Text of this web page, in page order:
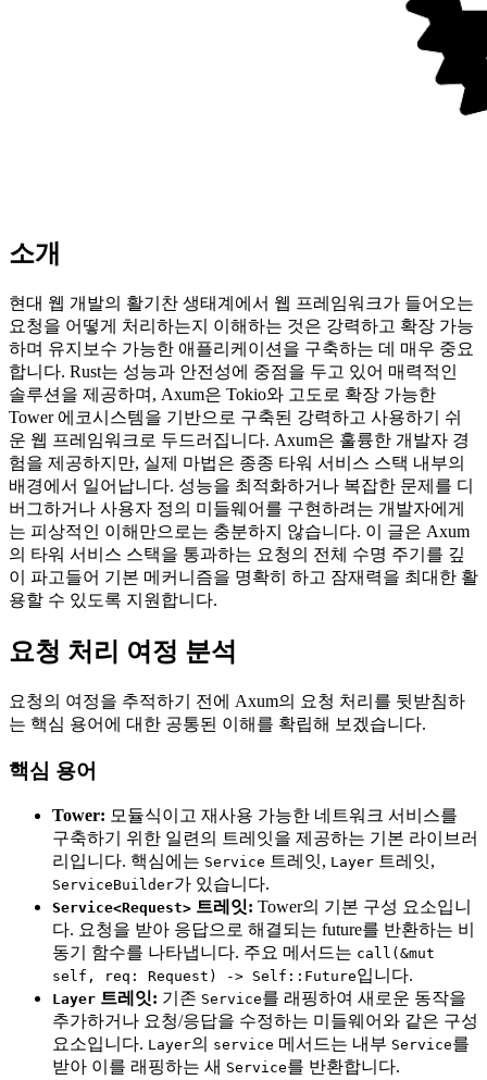
소개
현대 웹 개발의 활기찬 생태계에서 웹 프레임워크가 들어오는
요청을 어떻게 처리하는지 이해하는 것은 강력하고 확장 가능
하며 유지보수 가능한 애플리케이션을 구축하는 데 매우 중요
합니다. Rust는 성능과 안전성에 중점을 두고 있어 매력적인
솔루션을 제공하며, Axum은 Tokio와 고도로 확장 가능한
Tower 에코시스템을 기반으로 구축된 강력하고 사용하기 쉬
운 웹 프레임워크로 두드러집니다. Axum은 훌륭한 개발자 경
험을 제공하지만, 실제 마법은 종종 타워 서비스 스택 내부의
배경에서 일어납니다. 성능을 최적화하거나 복잡한 문제를 디
버그하거나 사용자 정의 미들웨어를 구현하려는 개발자에게
는 피상적인 이해만으로는 충분하지 않습니다. 이 글은 Axum
의 타워 서비스 스택을 통과하는 요청의 전체 수명 주기를 깊
이 파고들어 기본 메커니즘을 명확히 하고 잠재력을 최대한 활
용할 수 있도록 지원합니다.
요청 처리 여정 분석
요청의 여정을 추적하기 전에 Axum의 요청 처리를 뒷받침하
는 핵심 용어에 대한 공통된 이해를 확립해 보겠습니다.
핵심 용어
Tower: 모듈식이고 재사용 가능한 네트워크 서비스를
구축하기 위한 일련의 트레잇을 제공하는 기본 라이브러
리입니다. 핵심에는 Service 트레잇, Layer 트레잇,
ServiceBuilder가 있습니다.
Service<Request> 트레잇: Tower의 기본 구성 요소입니
다. 요청을 받아 응답으로 해결되는 future를 반환하는 비
동기 함수를 나타냅니다. 주요 메서드는 call(&mut
self, req: Request) -> Self::Future입니다.
Layer 트레잇: 기존 Service를 래핑하여 새로운 동작을
추가하거나 요청/응답을 수정하는 미들웨어와 같은 구성
요소입니다. Layer의 service 메서드는 내부 Service를
받아 이를 래핑하는 새 Service를 반환합니다.